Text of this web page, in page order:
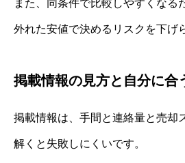
また、同条件で比較しやすくなる
外れた安値で決めるリスクを下げ
掲載情報の見方と自分に合
掲載情報は、手間と連絡量と売却
解くと失敗しにくいです。